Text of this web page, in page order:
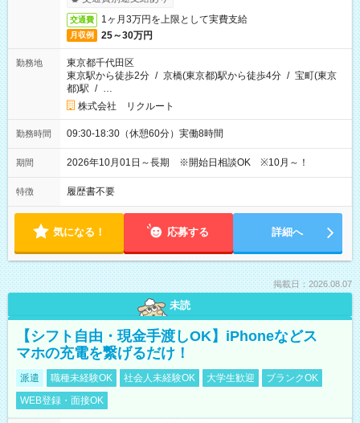
交通費 1ヶ月3万円を上限として実費支給
月収例 25～30万円
勤務地
東京都千代田区
東京駅から徒歩2分 / 京橋(東京都)駅から徒歩4分 / 宝町(東京
都)駅 / …
株式会社 リクルート
勤務時間 09:30-18:30（休憩60分）実働8時間
期間 2026年10月01日～長期 ※開始日相談OK ※10月～！
特徴 履歴書不要
気になる！ 応募する 詳細へ
掲載日：2026.08.07
未読
【シフト自由・現金手渡しOK】iPhoneなどス
マホの充電を繋げるだけ！
派遣 職種未経験OK 社会人未経験OK 大学生歓迎
ブランクOK
WEB登録・面接OK